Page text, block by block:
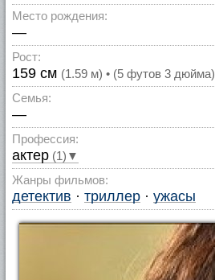
Место рождения:
—
Рост:
159 см (1.59 м) • (5 футов 3 дюйма)
Семья:
—
Профессия:
актер (1)▼
Жанры фильмов:
детектив · триллер · ужасы